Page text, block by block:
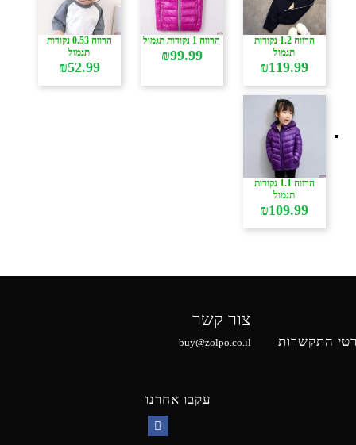
הרווח 1.2 נקודות
תגמול
₪119.99
הרווח 1 נקודות תגמול
₪99.99
הרווח 0.53 נקודות
תגמול
₪52.99
הרווח 1.1 נקודות
תגמול
₪109.99
התקשרות
צור קשר
buy@zolpo.co.il
עקבו אחרנו